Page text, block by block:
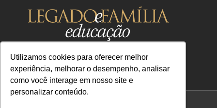
Utilizamos cookies para oferecer melhor
experiência, melhorar o desempenho, analisar
como você interage em nosso site e
personalizar conteúdo.
contato@legadoefamilia.com
CNPJ 39.347.079/0001-67